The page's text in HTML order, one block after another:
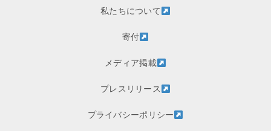
私たちについて
寄付
メディア掲載
プレスリリース
プライバシーポリシー